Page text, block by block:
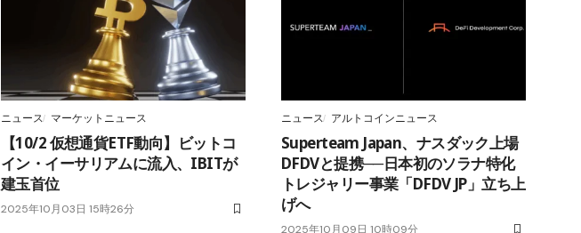
ニュース マーケットニュース
【10/2 仮想通貨ETF動向】ビットコ
イン・イーサリアムに流入、IBITが
建玉首位
2025年10月03日 15時26分
ニュース アルトコインニュース
Superteam Japan、ナスダック上場
DFDVと提携──日本初のソラナ特化
トレジャリー事業「DFDV JP」立ち上
げへ
2025年10月09日 10時09分